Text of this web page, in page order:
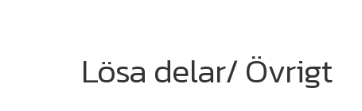
Lösa delar/ Övrigt